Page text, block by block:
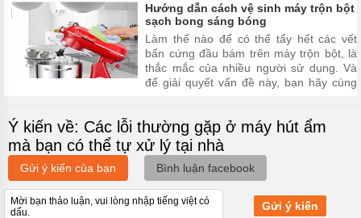
Kyanhsuachuatainha.com sẽ hướng dẫn
bạn một số mẹo hay giúp việc vệ sinh
máy hút mùi nhanh chóng, hiệu quả ...
Hướng dẫn cách vệ sinh máy trộn bột
sạch bong sáng bóng
Làm thế nào để có thể tẩy hết các vết
bẩn cứng đầu bám trên máy trộn bột, là
thắc mắc của nhiều người sử dụng. Và
để giải quyết vấn đề này, bạn hãy cùng
sạch bong và sáng bóng như mới nhé!
Ý kiến về: Các lỗi thường gặp ở máy hút ẩm
mà bạn có thể tự xử lý tại nhà
Gửi ý kiến của bạn Bình luận facebook
Gửi ý kiến